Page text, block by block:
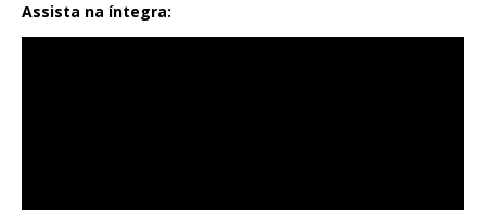
Assista na íntegra: